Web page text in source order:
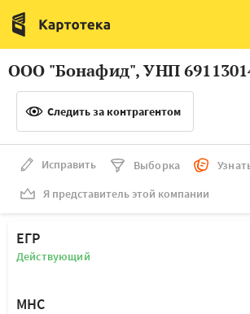
Италия
Люксембург
Литва
Нидерланды
ООО "Бонафид", УНП
Следить за контрагентом
Исправить Выборка
Я представитель этой компании
ЕГР
Действующий
МНС